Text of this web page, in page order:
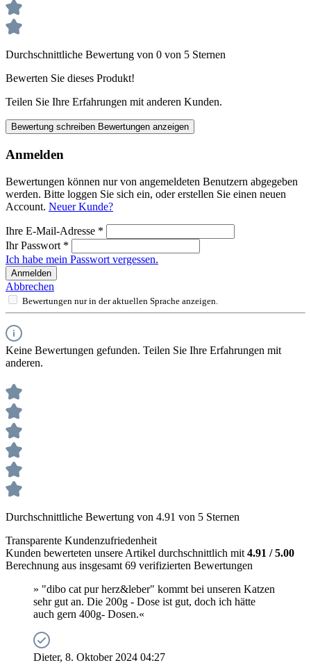
Durchschnittliche Bewertung von 0 von 5 Sternen
Bewerten Sie dieses Produkt!
Teilen Sie Ihre Erfahrungen mit anderen Kunden.
Bewertung schreiben Bewertungen anzeigen
Anmelden
Bewertungen können nur von angemeldeten Benutzern abgegeben
werden. Bitte loggen Sie sich ein, oder erstellen Sie einen neuen
Account. Neuer Kunde?
Ihre E-Mail-Adresse *
Ihr Passwort *
Ich habe mein Passwort vergessen.
Anmelden
Abbrechen
Bewertungen nur in der aktuellen Sprache anzeigen.
Keine Bewertungen gefunden. Teilen Sie Ihre Erfahrungen mit
anderen.
Durchschnittliche Bewertung von 4.91 von 5 Sternen
Transparente Kundenzufriedenheit
Kunden bewerteten unsere Artikel durchschnittlich mit 4.91 / 5.00
Berechnung aus insgesamt 69 verifizierten Bewertungen
» "dibo cat pur herz&leber" kommt bei unseren Katzen
sehr gut an. Die 200g - Dose ist gut, doch ich hätte
auch gern 400g- Dosen.«
Dieter, 8. Oktober 2024 04:27